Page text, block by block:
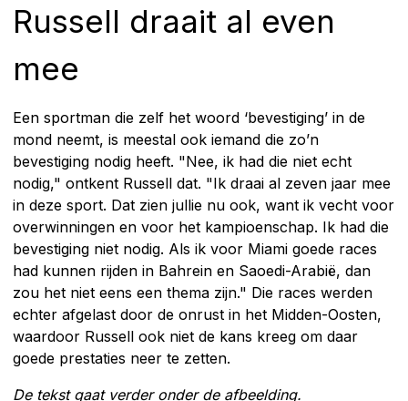
Russell draait al even
mee
Een sportman die zelf het woord ‘bevestiging’ in de
mond neemt, is meestal ook iemand die zo’n
bevestiging nodig heeft. "Nee, ik had die niet echt
nodig," ontkent Russell dat. "Ik draai al zeven jaar mee
in deze sport. Dat zien jullie nu ook, want ik vecht voor
overwinningen en voor het kampioenschap. Ik had die
bevestiging niet nodig. Als ik voor Miami goede races
had kunnen rijden in Bahrein en Saoedi-Arabië, dan
zou het niet eens een thema zijn." Die races werden
echter afgelast door de onrust in het Midden-Oosten,
waardoor Russell ook niet de kans kreeg om daar
goede prestaties neer te zetten.
De tekst gaat verder onder de afbeelding.